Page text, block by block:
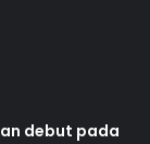
debut pada